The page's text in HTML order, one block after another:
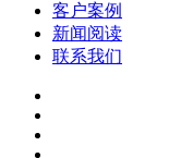
客户案例
新闻阅读
联系我们